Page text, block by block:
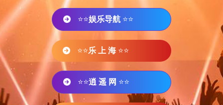
⭐⭐娱乐导航 ⭐⭐
⭐⭐乐 上 海 ⭐⭐
⭐⭐逍 遥 网 ⭐⭐